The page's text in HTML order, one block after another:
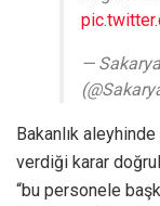
—
Bakanlık aleyhinde
verdiği karar
“bu personele